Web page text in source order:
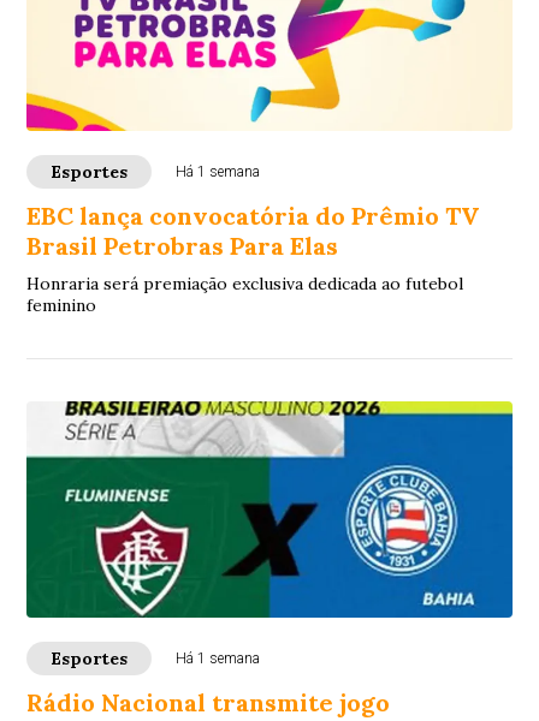
Esportes Há 1 semana
EBC lança convocatória do Prêmio TV
Brasil Petrobras Para Elas
Honraria será premiação exclusiva dedicada ao futebol
feminino
Esportes Há 1 semana
Rádio Nacional transmite jogo